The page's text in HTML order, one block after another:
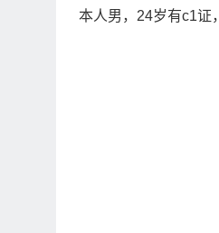
本人男，24岁有c1证